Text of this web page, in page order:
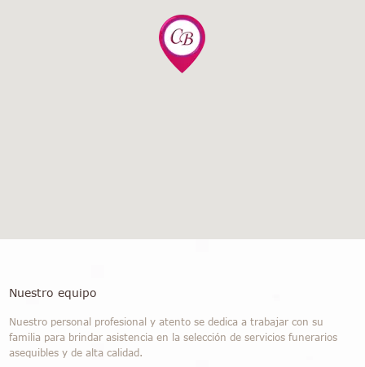
Nuestro equipo
Nuestro personal profesional y atento se dedica a trabajar con su
familia para brindar asistencia en la selección de servicios funerarios
asequibles y de alta calidad.